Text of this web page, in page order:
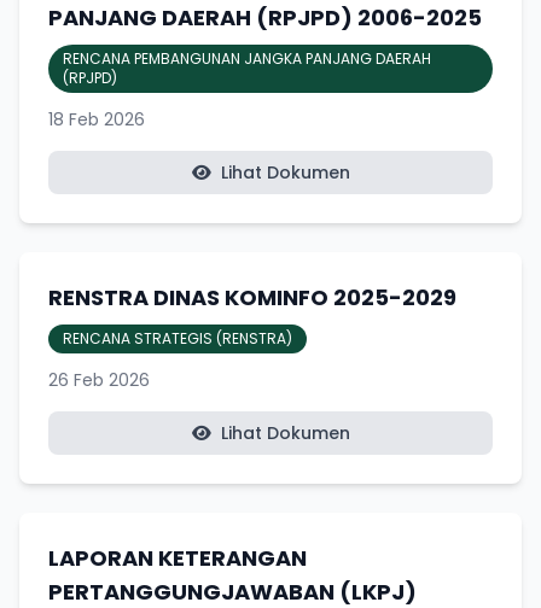
PANJANG DAERAH (RPJPD) 2006-2025
RENCANA PEMBANGUNAN JANGKA PANJANG DAERAH
(RPJPD)
18 Feb 2026
Lihat Dokumen
RENSTRA DINAS KOMINFO 2025-2029
RENCANA STRATEGIS (RENSTRA)
26 Feb 2026
Lihat Dokumen
LAPORAN KETERANGAN
PERTANGGUNGJAWABAN (LKPJ)